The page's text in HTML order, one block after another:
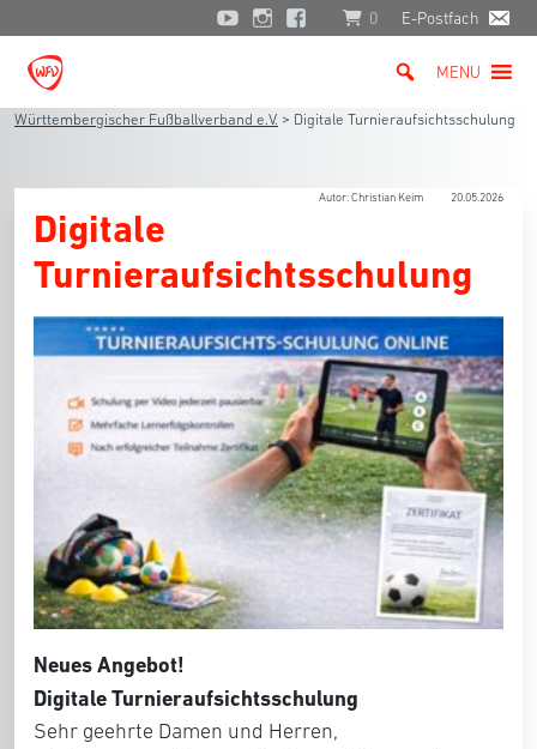
0 E-Postfach
MENU
Württembergischer Fußballverband e.V. > Digitale Turnieraufsichtsschulung
Autor: Christian Keim 20.05.2026
Digitale
Turnieraufsichtsschulung
Neues Angebot!
Digitale Turnieraufsichtsschulung
Sehr geehrte Damen und Herren,